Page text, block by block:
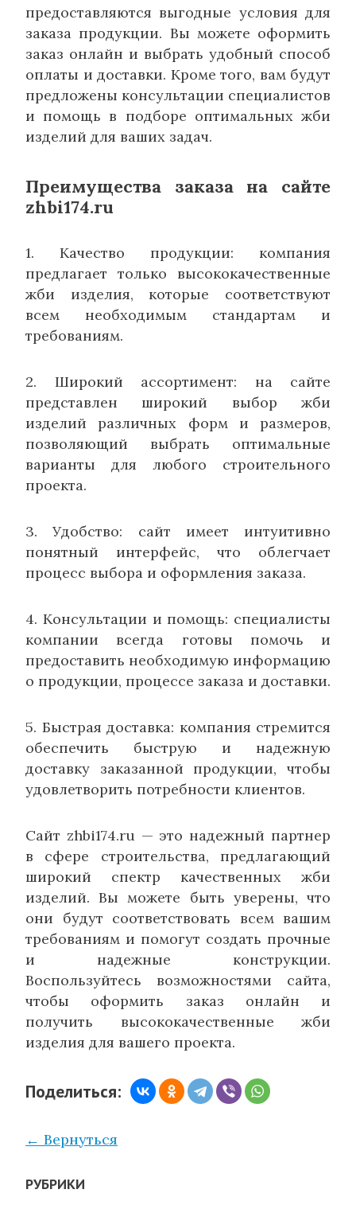
предоставляются выгодные условия для
заказа продукции. Вы можете оформить
заказ онлайн и выбрать удобный способ
оплаты и доставки. Кроме того, вам будут
предложены консультации специалистов
и помощь в подборе оптимальных жби
изделий для ваших задач.
Преимущества заказа на сайте
zhbi174.ru
1. Качество продукции: компания
предлагает только высококачественные
жби изделия, которые соответствуют
всем необходимым стандартам и
требованиям.
2. Широкий ассортимент: на сайте
представлен широкий выбор жби
изделий различных форм и размеров,
позволяющий выбрать оптимальные
варианты для любого строительного
проекта.
3. Удобство: сайт имеет интуитивно
понятный интерфейс, что облегчает
процесс выбора и оформления заказа.
4. Консультации и помощь: специалисты
компании всегда готовы помочь и
предоставить необходимую информацию
о продукции, процессе заказа и доставки.
5. Быстрая доставка: компания стремится
обеспечить быструю и надежную
доставку заказанной продукции, чтобы
удовлетворить потребности клиентов.
Сайт zhbi174.ru — это надежный партнер
в сфере строительства, предлагающий
широкий спектр качественных жби
изделий. Вы можете быть уверены, что
они будут соответствовать всем вашим
требованиям и помогут создать прочные
и надежные конструкции.
Воспользуйтесь возможностями сайта,
чтобы оформить заказ онлайн и
получить высококачественные жби
изделия для вашего проекта.
Поделиться:
← Вернуться
РУБРИКИ